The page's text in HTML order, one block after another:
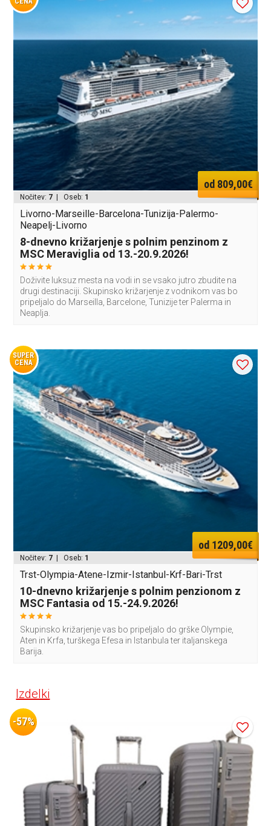
od 809,00€
Nočitev: 7 | Oseb: 1
Livorno-Marseille-Barcelona-Tunizija-Palermo-
Neapelj-Livorno
8-dnevno križarjenje s polnim penzinom z
MSC Meraviglia od 13.-20.9.2026!
Doživite luksuz mesta na vodi in se vsako jutro zbudite na
drugi destinaciji. Skupinsko križarjenje z vodnikom vas bo
pripeljalo do Marseilla, Barcelone, Tunizije ter Palerma in
Neaplja.
SUPER
CENA
od 1209,00€
Nočitev: 7 | Oseb: 1
Trst-Olympia-Atene-Izmir-Istanbul-Krf-Bari-Trst
10-dnevno križarjenje s polnim penzionom z
MSC Fantasia od 15.-24.9.2026!
Skupinsko križarjenje vas bo pripeljalo do grške Olympie,
Aten in Krfa, turškega Efesa in Istanbula ter italjanskega
Barija.
Izdelki
-57%